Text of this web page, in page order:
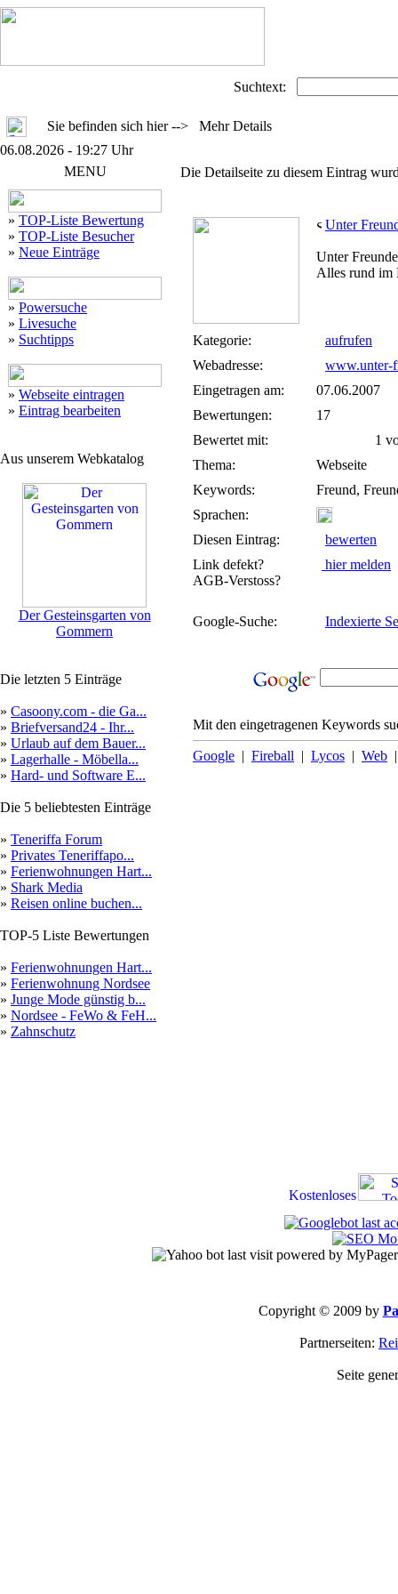
Suchtext:
Sie befinden sich hier --> Mehr Details
06.08.2026 - 19:27 Uhr
MENU
» TOP-Liste Bewertung
» TOP-Liste Besucher
» Neue Einträge
» Powersuche
» Livesuche
» Suchtipps
» Webseite eintragen
» Eintrag bearbeiten
Aus unserem Webkatalog
Der Gesteinsgarten von
Gommern
Die letzten 5 Einträge
» Casoony.com - die Ga...
» Briefversand24 - Ihr...
» Urlaub auf dem Bauer...
» Lagerhalle - Möbella...
» Hard- und Software E...
Die 5 beliebtesten Einträge
» Teneriffa Forum
» Privates Teneriffapo...
» Ferienwohnungen Hart...
» Shark Media
» Reisen online buchen...
TOP-5 Liste Bewertungen
» Ferienwohnungen Hart...
» Ferienwohnung Nordsee
» Junge Mode günstig b...
» Nordsee - FeWo & FeH...
» Zahnschutz
Die Detailseite zu diesem Eintrag
Unter
Unter
Alles rund im
Kategorie:
aufrufen
Webadresse:
www.unter-
Eingetragen am:
07.06.2007
Bewertungen:
17
Bewertet mit:
1
Thema:
Webseite
Keywords:
Freund,
Sprachen:
Diesen Eintrag:
bewerten
Link defekt?
AGB-Verstoss?
hier melden
Google-Suche: Indexierte
Mit den eingetragenen Keywords
Google | Fireball | Lycos | Web
Copyright © 2009 by
Partnerseiten:
Seite